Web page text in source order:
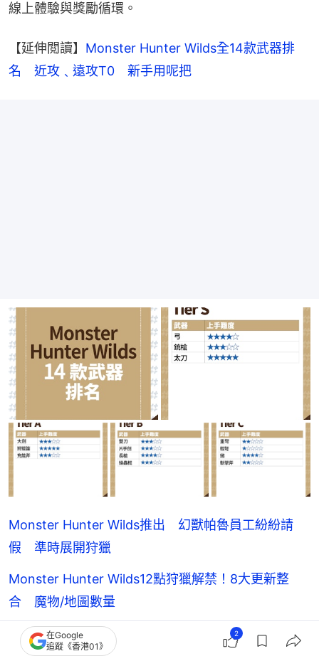
線上體驗與獎勵循環。
【延伸閲讀】 Monster Hunter Wilds全14款武器排
名　近攻﹑遠攻T0　新手用呢把
Monster Hunter Wilds推出 幻獸帕魯員工紛紛請
假 準時展開狩獵
Monster Hunter Wilds12點狩獵解禁！8大更新整
合 魔物/地圖數量
Monster Hunter Wilds全14款武器排名 近攻﹑遠攻
T0 新手用呢把
在Google
追蹤《香港01》
2